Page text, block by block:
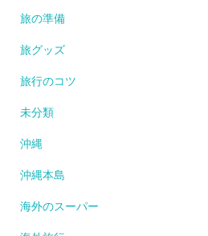
旅の準備
旅グッズ
旅行のコツ
未分類
沖縄
沖縄本島
海外のスーパー